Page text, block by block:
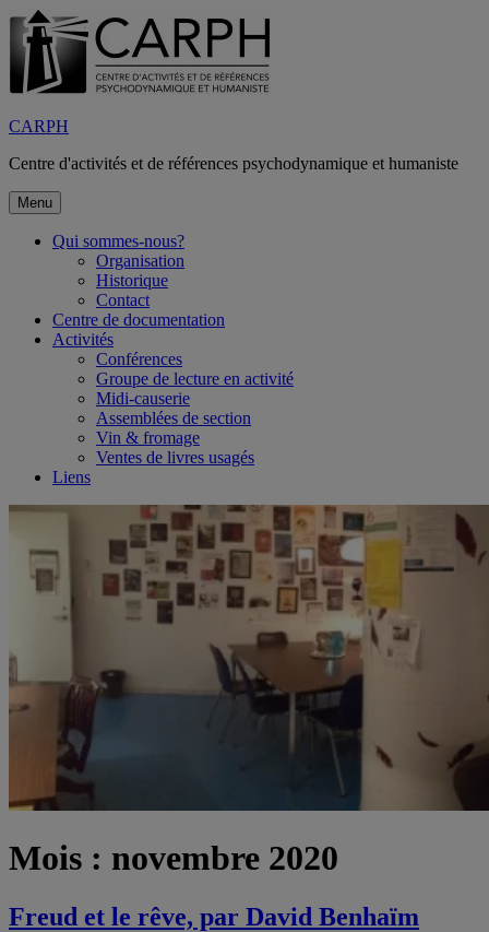
Aller
au
contenu
CARPH
Centre d'activités et de références psychodynamique et humaniste
Menu
Qui sommes-nous?
Organisation
Historique
Contact
Centre de documentation
Activités
Conférences
Groupe de lecture en activité
Midi-causerie
Assemblées de section
Vin & fromage
Ventes de livres usagés
Liens
Mois : novembre 2020
Freud et le rêve, par David Benhaïm